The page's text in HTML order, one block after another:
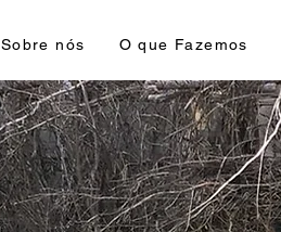
Sobre nós O que Fazemos